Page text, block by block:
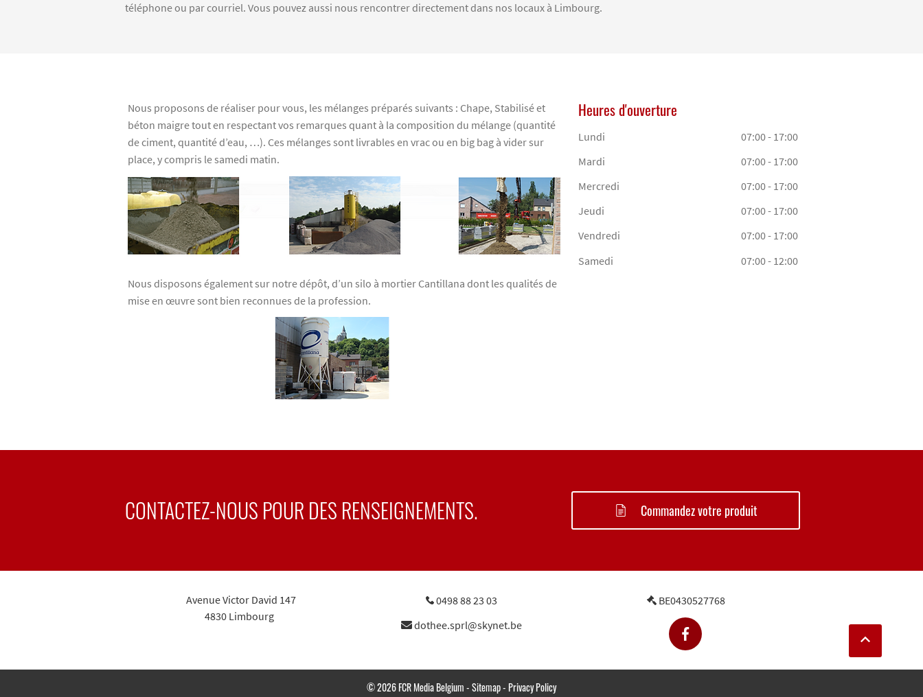
téléphone ou par courriel. Vous pouvez aussi nous rencontrer directement dans nos locaux à Limbourg.
Nous proposons de réaliser pour vous, les mélanges préparés suivants : Chape, Stabilisé et
béton maigre tout en respectant vos remarques quant à la composition du mélange (quantité
de ciment, quantité d’eau, …). Ces mélanges sont livrables en vrac ou en big bag à vider sur
place, y compris le samedi matin.
Nous disposons également sur notre dépôt, d’un silo à mortier Cantillana dont les qualités de
mise en œuvre sont bien reconnues de la profession.
Heures d'ouverture
Lundi
07:00 - 17:00
Mardi
07:00 - 17:00
Mercredi
07:00 - 17:00
Jeudi
07:00 - 17:00
Vendredi
07:00 - 17:00
Samedi
07:00 - 12:00
CONTACTEZ-NOUS POUR DES RENSEIGNEMENTS. Commandez votre produit
Avenue Victor David 147
4830 Limbourg
0498 88 23 03
dothee.sprl@skynet.be
BE0430527768
© 2026FCR Media Belgium-Sitemap-Privacy Policy